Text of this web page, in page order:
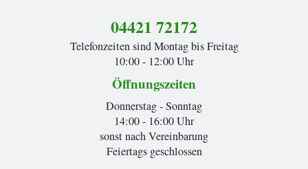
04421 72172
Telefonzeiten sind Montag bis Freitag
10:00 - 12:00 Uhr
Öffnungszeiten
Donnerstag - Sonntag
14:00 - 16:00 Uhr
sonst nach Vereinbarung
Feiertags geschlossen